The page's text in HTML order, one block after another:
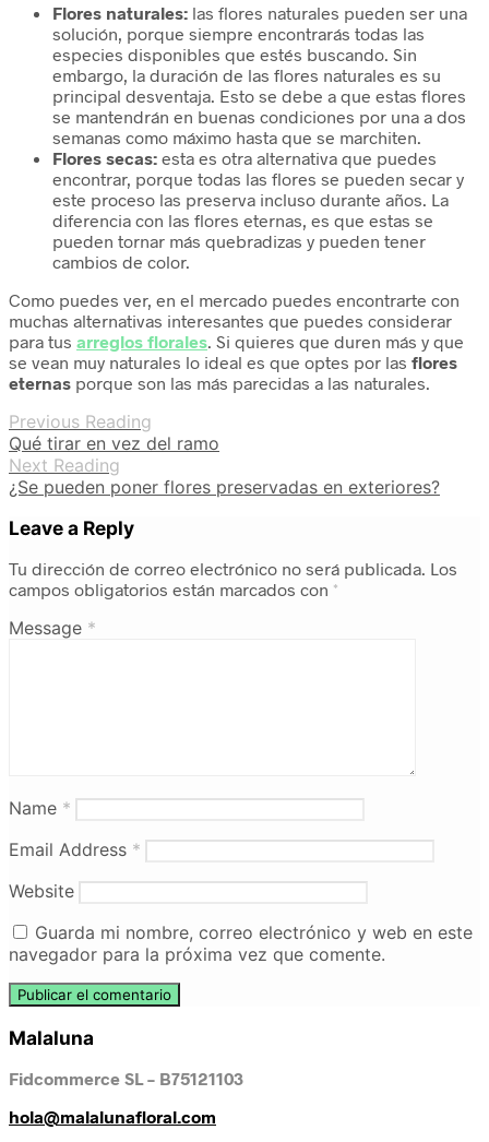
Flores naturales: las flores naturales pueden ser una
solución, porque siempre encontrarás todas las
especies disponibles que estés buscando. Sin
embargo, la duración de las flores naturales es su
principal desventaja. Esto se debe a que estas flores
se mantendrán en buenas condiciones por una a dos
semanas como máximo hasta que se marchiten.
Flores secas: esta es otra alternativa que puedes
encontrar, porque todas las flores se pueden secar y
este proceso las preserva incluso durante años. La
diferencia con las flores eternas, es que estas se
pueden tornar más quebradizas y pueden tener
cambios de color.
Como puedes ver, en el mercado puedes encontrarte con
muchas alternativas interesantes que puedes considerar
para tus arreglos florales . Si quieres que duren más y que
se vean muy naturales lo ideal es que optes por las flores
eternas porque son las más parecidas a las naturales.
Previous Reading
Qué tirar en vez del ramo
Next Reading
¿Se pueden poner flores preservadas en exteriores?
Leave a Reply
Tu dirección de correo electrónico no será publicada. Los
campos obligatorios están marcados con *
Message *
Name *
Email Address *
Website
Guarda mi nombre, correo electrónico y web en este
navegador para la próxima vez que comente.
Malaluna
Fidcommerce SL – B75121103
hola@malalunafloral.com